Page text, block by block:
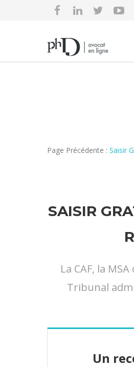
Page Précédente : Saisir
SAISIR
La CAF, la
Tribunal
Un